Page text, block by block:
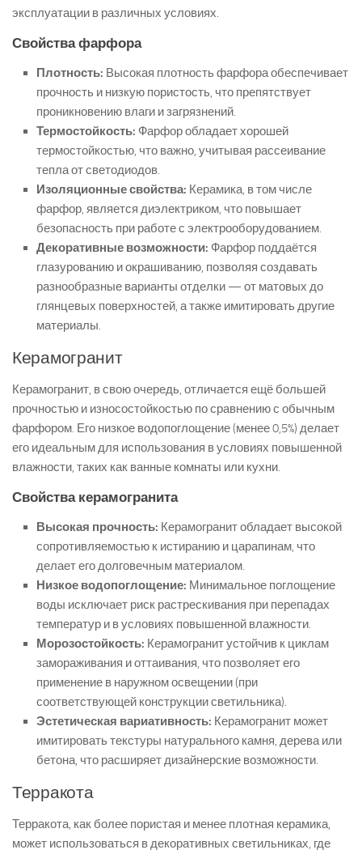
эксплуатации в различных условиях.
Свойства фарфора
Плотность: Высокая плотность фарфора обеспечивает
прочность и низкую пористость, что препятствует
проникновению влаги и загрязнений.
Термостойкость: Фарфор обладает хорошей
термостойкостью, что важно, учитывая рассеивание
тепла от светодиодов.
Изоляционные свойства: Керамика, в том числе
фарфор, является диэлектриком, что повышает
безопасность при работе с электрооборудованием.
Декоративные возможности: Фарфор поддаётся
глазурованию и окрашиванию, позволяя создавать
разнообразные варианты отделки — от матовых до
глянцевых поверхностей, а также имитировать другие
материалы.
Керамогранит
Керамогранит, в свою очередь, отличается ещё большей
прочностью и износостойкостью по сравнению с обычным
фарфором. Его низкое водопоглощение (менее 0,5%) делает
его идеальным для использования в условиях повышенной
влажности, таких как ванные комнаты или кухни.
Свойства керамогранита
Высокая прочность: Керамогранит обладает высокой
сопротивляемостью к истиранию и царапинам, что
делает его долговечным материалом.
Низкое водопоглощение: Минимальное поглощение
воды исключает риск растрескивания при перепадах
температур и в условиях повышенной влажности.
Морозостойкость: Керамогранит устойчив к циклам
замораживания и оттаивания, что позволяет его
применение в наружном освещении (при
соответствующей конструкции светильника).
Эстетическая вариативность: Керамогранит может
имитировать текстуры натурального камня, дерева или
бетона, что расширяет дизайнерские возможности.
Терракота
Терракота, как более пористая и менее плотная керамика,
может использоваться в декоративных светильниках, где